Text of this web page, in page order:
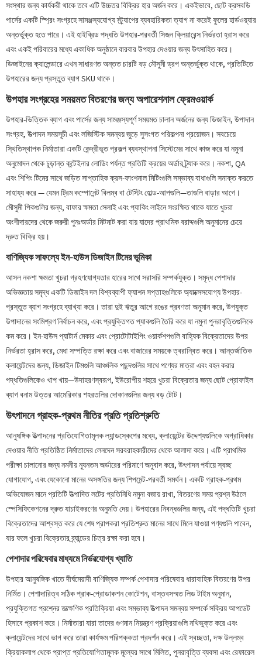
সংস্থার জন্য কার্যকরী থাকে তবে এটি উচ্চতর বিক্রির হার অর্জন করে। একইভাবে, ছোট ক্রসবডি
পার্সের একটি স্প্রিং সংগ্রহে সামঞ্জস্যযোগ্য স্ট্র্যাপের ব্যবহারিকতা ত্যাগ না করেই ফুলের হার্ডওয়্যার
অন্তর্ভুক্ত হতে পারে। এই হাইব্রিড পদ্ধতি উপহার-পরবর্তী সিজন ক্লিয়ারেন্স নির্ভরতা হ্রাস করে
এবং একই পরিবারের মধ্যে একাধিক অনুষ্ঠানে বারবার উপহার দেওয়ার জন্য উৎসাহিত করে।
ডিজাইনের ক্যালেন্ডারে এখন সাধারণত অন্তত চারটি বড় মৌসুমী ড্রপ অন্তর্ভুক্ত থাকে, প্রতিটিতে
উপহারের জন্য প্রস্তুত ব্যাগ SKU থাকে।
উপহার সংগ্রহের সময়মত বিতরণের জন্য অপারেশনাল ফ্রেমওয়ার্ক
উপহার-ভিত্তিক ব্যাগ এবং পার্সের জন্য সামঞ্জস্যপূর্ণ সময়মত চালান অর্জনের জন্য ডিজাইন, উপাদান
সংগ্রহ, উত্পাদন সময়সূচী এবং লজিস্টিক সমন্বয় জুড়ে সুসংগত পরিকল্পনা প্রয়োজন। সবচেয়ে
স্থিতিস্থাপক নির্মাতারা একটি কেন্দ্রীভূত প্রকল্প ব্যবস্থাপনা সিস্টেমের সাথে কাজ করে যা নমুনা
অনুমোদন থেকে চূড়ান্ত কন্টেইনার লোডিং পর্যন্ত প্রতিটি ক্রয়ের অর্ডার ট্র্যাক করে। নকশা, QA
এবং শিপিং টিমের সাথে জড়িত সাপ্তাহিক ক্রস-ফাংশনাল মিটিংগুলি সম্ভাব্য বাধাগুলি সনাক্ত করতে
সাহায্য করে — যেমন ট্রিম কম্পোনেন্ট বিলম্ব বা টেস্টিং হোল্ড-আপগুলি—তাগুলি বাড়ার আগে।
মৌসুমী পিকগুলির জন্য, বাফার ক্ষমতা সেলাই এবং প্যাকিং লাইনে সংরক্ষিত থাকে যাতে খুচরা
অংশীদারদের থেকে জরুরী পুনঃঅর্ডার মিটমাট করা যায় যাদের প্রাথমিক বরাদ্দগুলি অনুমানের চেয়ে
দ্রুত বিক্রি হয়।
বাণিজ্যিক সাফল্যে ইন-হাউস ডিজাইন টিমের ভূমিকা
আসল নকশা ক্ষমতা খুচরা গ্রহণযোগ্যতার হারের সাথে সরাসরি সম্পর্কযুক্ত। সমৃদ্ধ পেশাদার
অভিজ্ঞতায় সমৃদ্ধ একটি ডিজাইন দল বিশ্বব্যাপী ফ্যাশন সপ্তাহগুলিকে অ্যাক্সেসযোগ্য উপহার-
প্রস্তুত ব্যাগ সংগ্রহে ব্যাখ্যা করে। তারা দুই ঋতুর আগে রঙের প্রবণতা অনুমান করে, উপযুক্ত
উপাদানের সংমিশ্রণ নির্বাচন করে, এবং প্রযুক্তিগত প্যাকগুলি তৈরি করে যা নমুনা পুনরাবৃত্তিগুলিকে
কম করে। ইন-হাউস প্যাটার্ন মেকার এবং প্রোটোটাইপিং ওয়ার্কশপগুলি বাহ্যিক বিক্রেতাদের উপর
নির্ভরতা হ্রাস করে, মেধা সম্পত্তি রক্ষা করে এবং বাজারের সময়কে ত্বরান্বিত করে। আন্তর্জাতিক
ক্লায়েন্টদের জন্য, ডিজাইন টিমগুলি আঞ্চলিক পছন্দগুলির সাথে পণ্যের মাত্রা এবং বহন করার
পদ্ধতিগুলিকেও খাপ খায়—উদাহরণস্বরূপ, ইউরোপীয় শহুরে খুচরা বিক্রেতার জন্য ছোট প্রোফাইল
ব্যাগ বনাম উত্তর আমেরিকার শহরতলির দোকানগুলির জন্য বড় টোট।
উৎপাদনে গ্রাহক-প্রথম নীতির প্রতি প্রতিশ্রুতি
আনুষঙ্গিক উত্পাদনের প্রতিযোগিতামূলক ল্যান্ডস্কেপের মধ্যে, ক্লায়েন্টের উদ্দেশ্যগুলিকে অগ্রাধিকার
দেওয়ার নীতি প্রতিষ্ঠিত নির্মাতাদের লেনদেন সরবরাহকারীদের থেকে আলাদা করে। এটি প্রাথমিক
পরীক্ষা চালানোর জন্য নমনীয় ন্যূনতম অর্ডারের পরিমাণে অনুবাদ করে, উৎপাদন পর্যায়ে স্বচ্ছ
যোগাযোগ, এবং যেকোনো মানের অসঙ্গতির জন্য শিপমেন্ট-পরবর্তী সমর্থন। একটি গ্রাহক-প্রথম
অভিযোজন মানে প্রতিটি উত্পাদিত লটের প্রতিনিধি নমুনা বজায় রাখা, বিতরণের সময় প্রশ্ন উঠলে
স্পেসিফিকেশনের দ্রুত যাচাইকরণের অনুমতি দেয়। উপহারের নিবন্ধগুলির জন্য, এই পদ্ধতিটি খুচরা
বিক্রেতাদের আশ্বস্ত করে যে শেষ প্রাপকরা প্রতিশ্রুত মানের সাথে মিলে যাওয়া পণ্যগুলি পাবেন,
যার ফলে খুচরা বিক্রেতার ব্র্যান্ডের চিত্র রক্ষা করা হবে।
পেশাদার পরিষেবার মাধ্যমে নির্ভরযোগ্য খ্যাতি
উপহার আনুষঙ্গিক খাতে দীর্ঘমেয়াদী বাণিজ্যিক সম্পর্ক পেশাদার পরিষেবার ধারাবাহিক বিতরণের উপর
নির্মিত। পেশাদারিত্ব সঠিক প্রাক-প্রোডাকশন কোটেশন, বাস্তবসম্মত লিড টাইম অনুমান,
প্রযুক্তিগত প্রশ্নের তাত্ক্ষণিক প্রতিক্রিয়া এবং সম্ভাব্য উত্পাদন সমন্বয় সম্পর্কে সক্রিয় আপডেট
হিসাবে প্রকাশ করে। নির্মাতারা যারা তাদের গুণমান নিয়ন্ত্রণ প্রক্রিয়াগুলি নথিভুক্ত করে এবং
ক্লায়েন্টদের সাথে ভাগ করে তারা কার্যক্ষম পরিপক্কতা প্রদর্শন করে। এই স্বচ্ছতা, দক্ষ উল্লম্ব
ক্রিয়াকলাপ থেকে প্রাপ্ত প্রতিযোগিতামূলক মূল্যের সাথে মিলিত, পুনরাবৃত্তি ব্যবসা এবং রেফারেল